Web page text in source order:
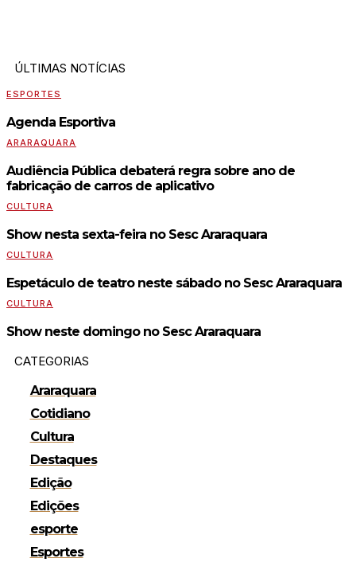
ÚLTIMAS NOTÍCIAS
ESPORTES
Agenda Esportiva
ARARAQUARA
Audiência Pública debaterá regra sobre ano de
fabricação de carros de aplicativo
CULTURA
Show nesta sexta-feira no Sesc Araraquara
CULTURA
Espetáculo de teatro neste sábado no Sesc Araraquara
CULTURA
Show neste domingo no Sesc Araraquara
CATEGORIAS
Araraquara
Cotidiano
Cultura
Destaques
Edição
Edições
esporte
Esportes